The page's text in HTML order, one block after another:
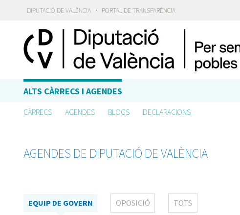
DIPUTACIÓ DE VALÈNCIA · PORTAL DE TRANSPARÈNCIA
ALTS CÀRRECS I AGENDES
CÀRRECS AGENDES BLOGS DECLARACIONS
AGENDES DE DIPUTACIÓ DE VALÈNCIA
EQUIP DE GOVERN OPOSICIÓ TOTS